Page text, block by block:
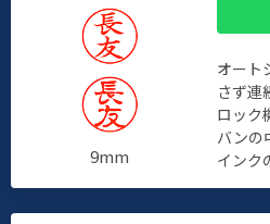
9mm
オート
さず連
ロック
バンの
インク